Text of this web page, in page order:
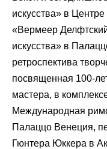
искусства» в
«Вермеер
искусства» в
ретроспектива
посвященная 100-
мастера, в
Международная
Палаццо Венеция,
Гюнтера Юккера в